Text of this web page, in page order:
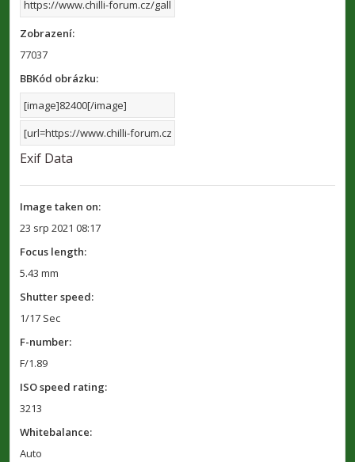
Zobrazení:
77037
BBKód obrázku:
Exif Data
Image taken on:
23 srp 2021 08:17
Focus length:
5.43 mm
Shutter speed:
1/17 Sec
F-number:
F/1.89
ISO speed rating:
3213
Whitebalance:
Auto